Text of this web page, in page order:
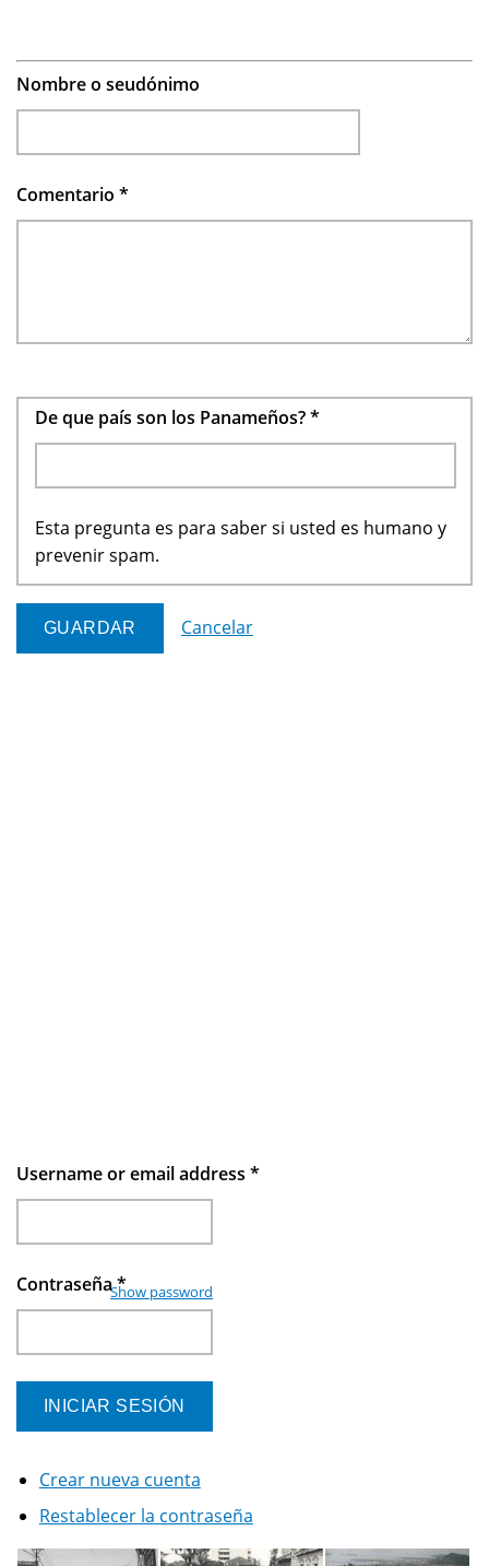
Nombre o seudónimo
Comentario *
De que país son los Panameños?*
Esta pregunta es para saber si usted es humano y
prevenir spam.
Cancelar
Username or email address *
Contraseña*
Show password
Crear nueva cuenta
Restablecer la contraseña